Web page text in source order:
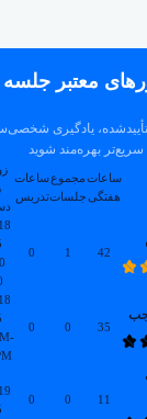
معتبر جلسه
یادگیری
سریع‌تر بهره‌مند شوید
ساعات
هفتگی
مجموع
جلسات
ساعات
تدریس
42
1
0
35
0
0
11
0
0